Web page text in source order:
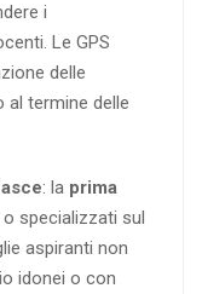
i
Le GPS
delle
al termine delle
: la prima
specializzati sul
aspiranti non
idonei o con